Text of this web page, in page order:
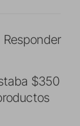
$350
Responder